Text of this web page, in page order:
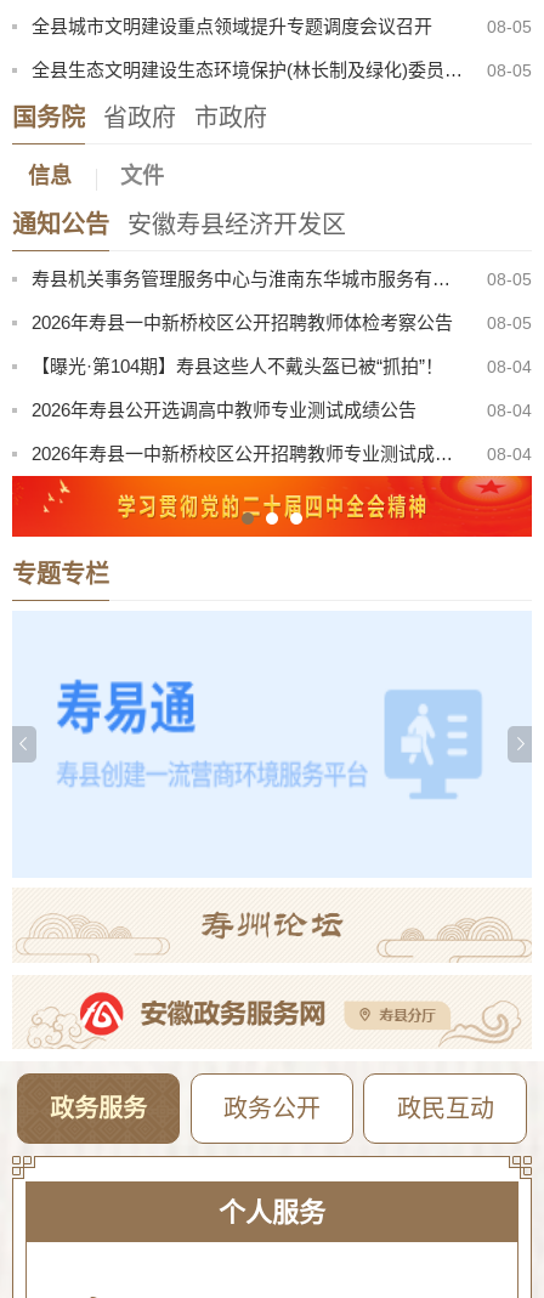
全县城市文明建设重点领域提升专题调度会议召开 08-05
全县生态文明建设生态环境保护(林长制及绿化)委员会2026年第二次会议召开 08-05
国务院 省政府 市政府
信息 文件
通知公告 安徽寿县经济开发区
8月份县直部门领导干部接访安排表
寿县中医院康复楼外加电梯处置（二次）谈判公告
寿县机关事务管理服务中心与淮南东华城市服务有限公司联合公开招聘物业服务工作人员公告 08-05
2026年寿县一中新桥校区公开招聘教师体检考察公告 08-05
【曝光·第104期】寿县这些人不戴头盔已被“抓拍”！ 08-04
2026年寿县公开选调高中教师专业测试成绩公告 08-04
2026年寿县一中新桥校区公开招聘教师专业测试成绩公告 08-04
“寿州古城杯”寿县第三届青歌赛决赛公告 08-03
关于召开寿县珍珠泉、淮南王墓景点门票听证会有关事项公告 08-03
8月份县直部门领导干部接访安排表
寿县机关事务管理服务中心与淮南东华城市服务有限公司联合公开招聘物业服务工作人员公告
2026年寿县一中新桥校区公开招聘教师体检考察公告 08-05
【曝光·第104期】寿县这些人不戴头盔已被“抓拍”！
专题专栏
政务服务 政务公开 政民互动
个人服务